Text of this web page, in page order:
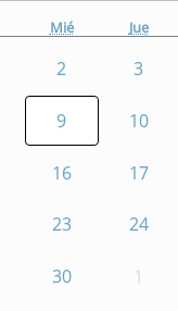
Mié Jue
2 3
9 10
16 17
23 24
30 1